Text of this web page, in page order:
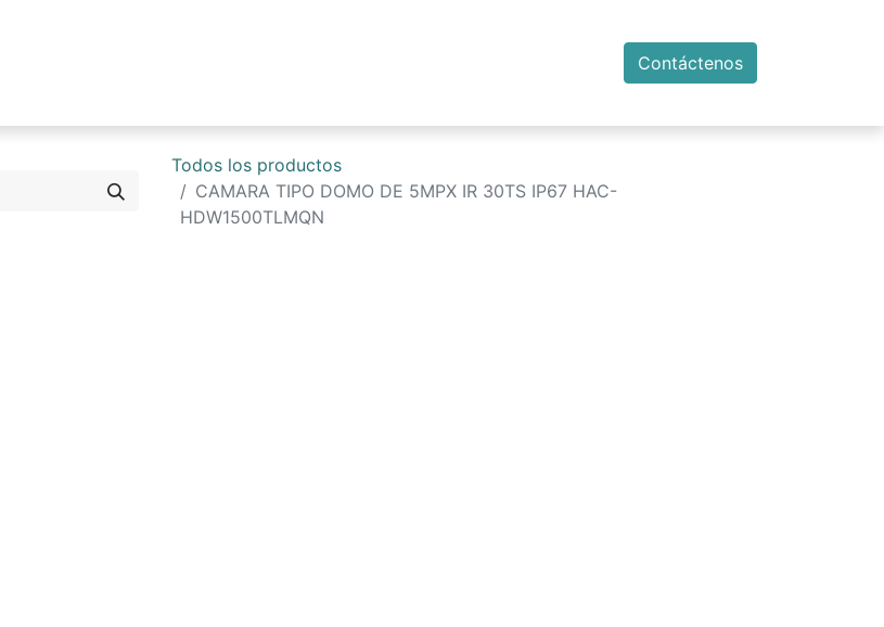
Contáctenos
Todos los productos
CAMARA TIPO DOMO DE 5MPX IR 30TS IP67 HAC-
HDW1500TLMQN